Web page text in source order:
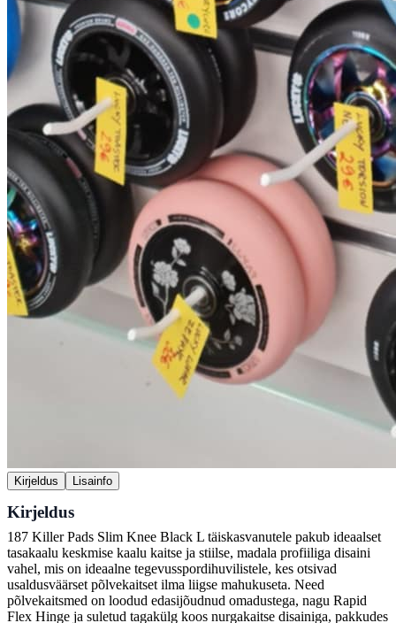
Kirjeldus Lisainfo
Kirjeldus
187 Killer Pads Slim Knee Black L täiskasvanutele pakub ideaalset
tasakaalu keskmise kaalu kaitse ja stiilse, madala profiiliga disaini
vahel, mis on ideaalne tegevusspordihuvilistele, kes otsivad
usaldusväärset põlvekaitset ilma liigse mahukuseta. Need
põlvekaitsmed on loodud edasijõudnud omadustega, nagu Rapid
Flex Hinge ja suletud tagakülg koos nurgakaitse disainiga, pakkudes